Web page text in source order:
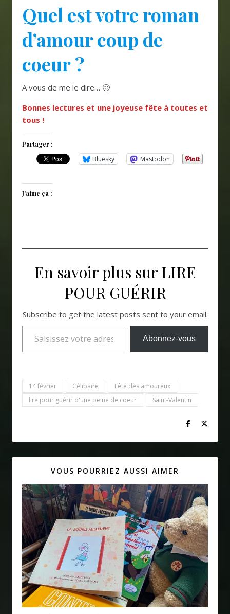
Quel est votre roman
d’amour coup de
coeur ?
A vous de me le dire… 🙂
Bonnes lectures et une joyeuse fête à toutes et
tous !
Partager :
Bluesky Mastodon
J’aime ça :
En savoir plus sur LIRE
POUR GUÉRIR
Subscribe to get the latest posts sent to your email.
Saisissez votre adresse e-mail…
Abonnez-vous
14 février Célibaire
Fête des amoureux
lire pour guérir d'une peine de coeur
Saint-Valentin
VOUS POURRIEZ AUSSI AIMER